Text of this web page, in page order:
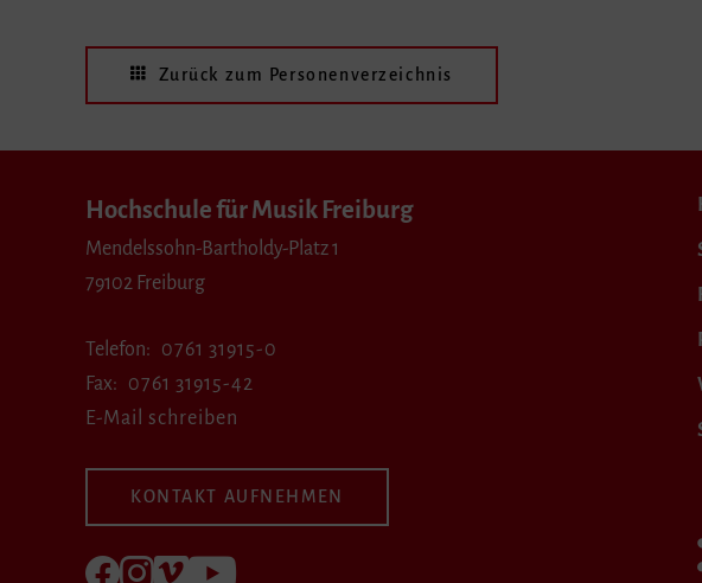
Zurück zum Personenverzeichnis
Hochschule für Musik Freiburg
Mendelssohn-Bartholdy-Platz 1
79102 Freiburg
Telefon
0761 31915-0
Fax
0761 31915-42
E-Mail schreiben
KONTAKT AUFNEHMEN
Folgen Sie uns auf Facebook
Folgen Sie uns auf Instagram
Besuchen Sie uns bei Vimeo